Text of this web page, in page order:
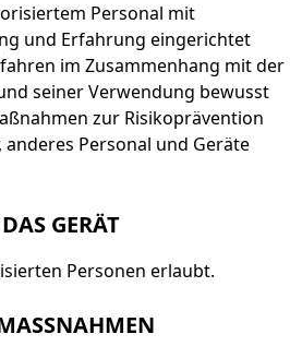
Personal mit
und Erfahrung eingerichtet
im Zusammenhang mit der
seiner Verwendung bewusst
zur Risikoprävention
Personal und Geräte
GERÄT
Personen erlaubt.